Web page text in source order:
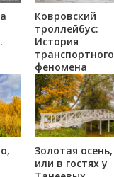
Ковровский
троллейбус:
История
транспортного
феномена
Золотая осень,
или в гостях у